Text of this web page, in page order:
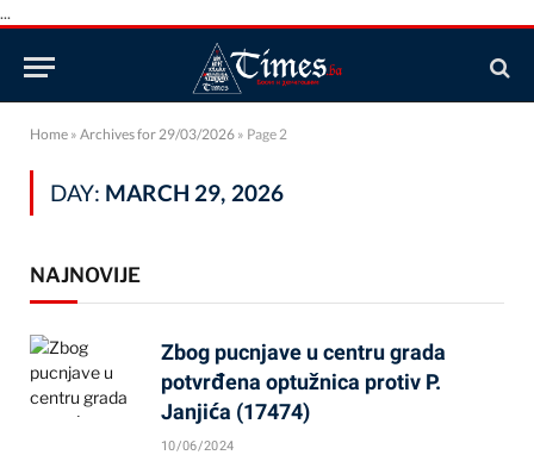
...
Home » Archives for 29/03/2026 » Page 2
DAY: MARCH 29, 2026
NAJNOVIJE
Zbog pucnjave u centru grada
potvrđena optužnica protiv P.
Janjića (17474)
10/06/2024